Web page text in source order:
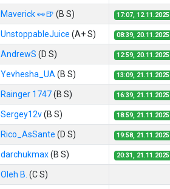
Maverick 👀🍺 (B S) 17:07, 12.11.2025
UnstoppableJuice (A+ S) 08:39, 20.11.2025
AndrewS (D S) 12:59, 20.11.2025
Yevhesha_UA (B S) 13:09, 21.11.2025
Rainger 1747(B S) 16:39, 21.11.2025
Sergey12v(B S) 18:59, 21.11.2025
Rico_AsSante (D S) 19:58, 21.11.2025
darchukmax(B S) 20:31, 21.11.2025
Oleh B. (C S)